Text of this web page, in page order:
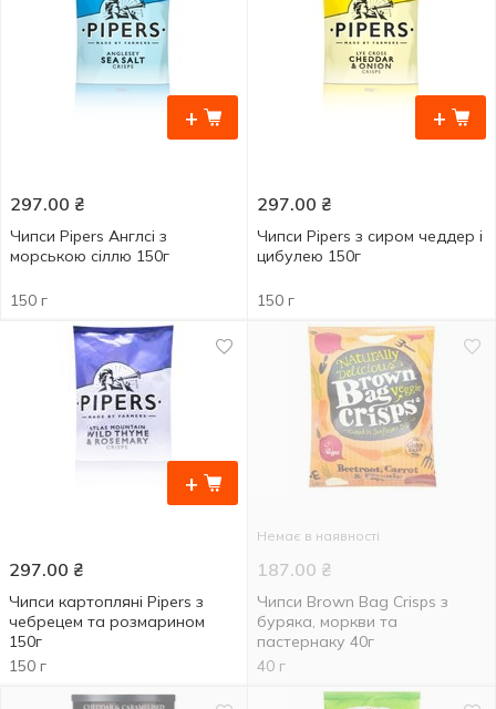
+
297.00 ₴
Чипси Pipers Англсі з
морською сіллю 150г
150 г
+
297.00 ₴
Чипси Pipers з сиром чеддер і
цибулею 150г
150 г
+
297.00 ₴
Чипси картопляні Pipers з
чебрецем та розмарином
150г
150 г
Немає в наявності
187.00 ₴
Чипси Brown Bag Crisps з
буряка, моркви та
пастернаку 40г
40 г